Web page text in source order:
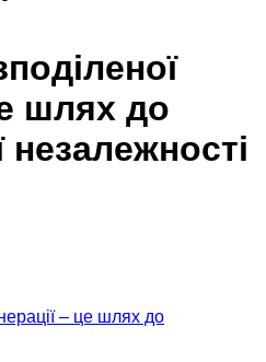
шлях до
незалежності